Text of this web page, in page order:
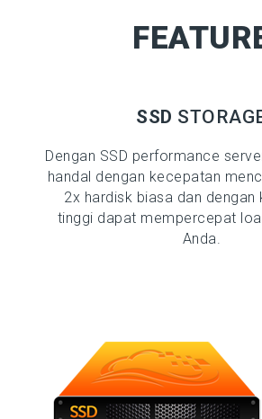
SSD
Dengan SSD performance
handal dengan kecepatan
2x hardisk biasa dan dengan
tinggi dapat mempercepat
Anda.